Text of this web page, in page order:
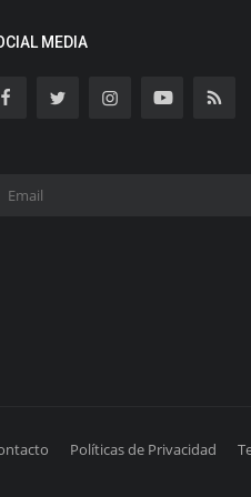
MEDIA
Políticas de Privacidad